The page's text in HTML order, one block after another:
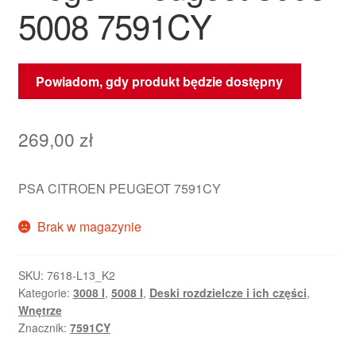
5008 7591CY
Powiadom, gdy produkt będzie dostępny
269,00 zł
PSA CITROEN PEUGEOT 7591CY
Brak w magazynie
SKU: 7618-L13_K2
Kategorie: 3008 I, 5008 I, Deski rozdzielcze i ich części,
Wnętrze
Znacznik: 7591CY